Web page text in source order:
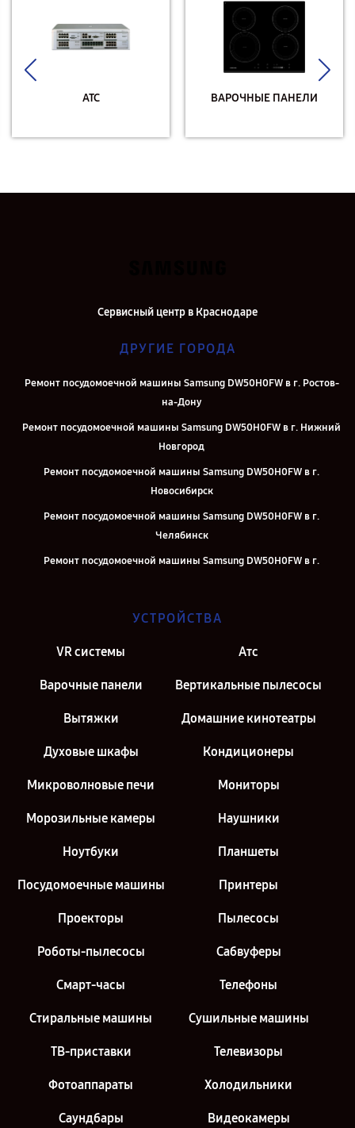
АТС ВАРОЧНЫЕ ПАНЕЛИ
Сервисный центр в Краснодаре
ДРУГИЕ ГОРОДА
Ремонт посудомоечной машины Samsung DW50H0FW в г. Ростов-
на-Дону
Ремонт посудомоечной машины Samsung DW50H0FW в г. Нижний
Новгород
Ремонт посудомоечной машины Samsung DW50H0FW в г.
Новосибирск
Ремонт посудомоечной машины Samsung DW50H0FW в г.
Челябинск
Ремонт посудомоечной машины Samsung DW50H0FW в г.
Ремонт посудомоечной машины Samsung DW50H0FW в г. Санкт-
УСТРОЙСТВА
VR системы Атс
Варочные панели Вертикальные пылесосы
Вытяжки Домашние кинотеатры
Духовые шкафы Кондиционеры
Микроволновые печи Мониторы
Морозильные камеры Наушники
Ноутбуки Планшеты
Посудомоечные машины Принтеры
Проекторы Пылесосы
Роботы-пылесосы Сабвуферы
Смарт-часы Телефоны
Стиральные машины Сушильные машины
ТВ-приставки Телевизоры
Фотоаппараты Холодильники
Саундбары Видеокамеры